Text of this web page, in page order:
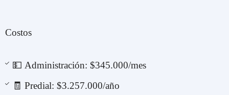
Costos
💵 Administración: $345.000/mes
🧾 Predial: $3.257.000/año